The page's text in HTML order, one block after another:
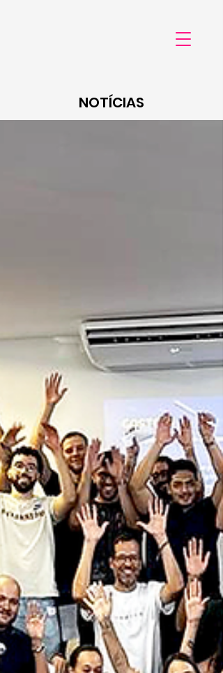
NOTÍCIAS